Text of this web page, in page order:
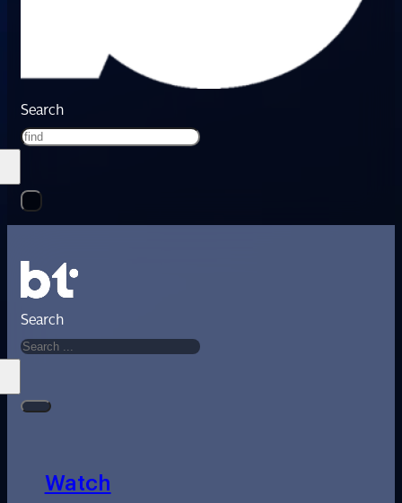
Search
Search
Watch